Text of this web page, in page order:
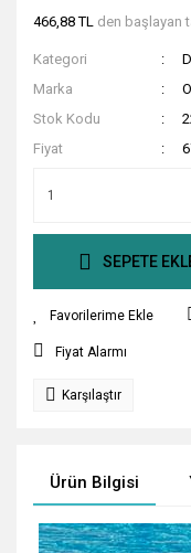
466,88 TL den başlayan
Kategori
Marka
Stok Kodu
Fiyat
SEPETE
Fiyat Alarmı
Karşılaştır
Ürün Bilgisi